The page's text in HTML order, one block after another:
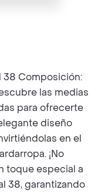
38 Composición:
las medias
para ofrecerte
diseño
en el
¡No
toque especial a
38, garantizando